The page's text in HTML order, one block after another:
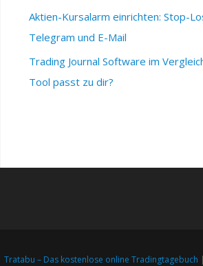
Aktien-Kursalarm einrichten: Stop-
Telegram und E-Mail
Trading Journal Software im
Tool passt zu dir?
Tratabu – Das kostenlose online Tradingtagebuch